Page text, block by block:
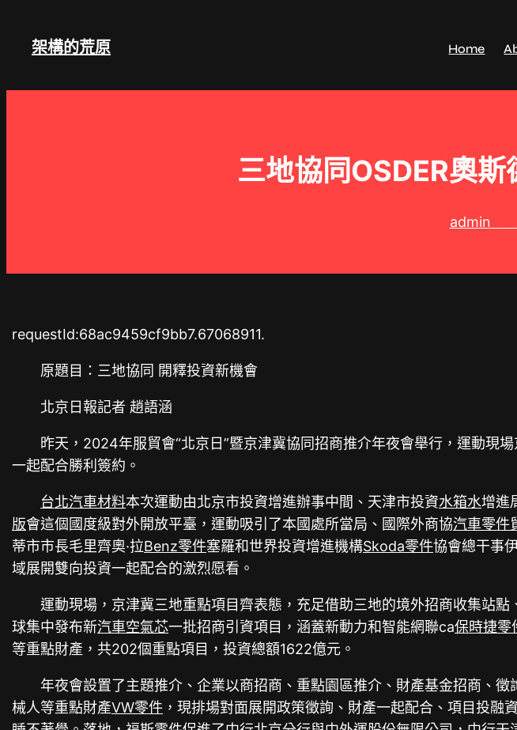
架構的荒原 Home
三地協同OSDER奧
admin
requestId:68ac9459cf9bb7.67068911.
原題目：三地協同 開釋投資新機會
北京日報記者 趙語涵
昨天，2024年服貿會“北京日”暨京津冀協同招商推介年夜會舉行，運動現
一起配合勝利簽約。
台北汽車材料本次運動由北京市投資增進辦事中間、天津市投資水箱水增進
版會這個國度級對外開放平臺，運動吸引了本國處所當局、國際外商協汽車零件
蒂市市長毛里齊奧·拉Benz零件塞羅和世界投資增進機構Skoda零件協會總干事
域展開雙向投資一起配合的激烈愿看。
運動現場，京津冀三地重點項目齊表態，充足借助三地的境外招商收集站
球集中發布新汽車空氣芯一批招商引資項目，涵蓋新動力和智能網聯ca保時捷零
等重點財產，共202個重點項目，投資總額1622億元。
年夜會設置了主題推介、企業以商招商、重點園區推介、財產基金招商、
械人等重點財產VW零件 ，現排場對面展開政策徵詢、財產一起配合、項目投融